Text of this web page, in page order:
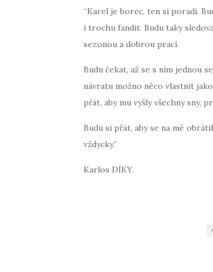
“Karel je borec, ten si poradí.
i trochu fandit. Budu taky
sezonou a dobrou prací.
Budu čekat, až se s ním jednou
návratu možno něco vlastnit
přát, aby mu vyšly všechny sny,
Budu si přát, aby se na mě
vždycky.”
Karlos DÍKY.